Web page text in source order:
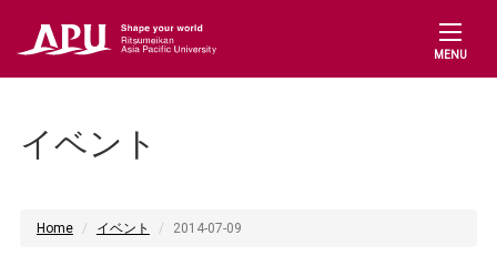
MENU
イベント
Home イベント 2014-07-09